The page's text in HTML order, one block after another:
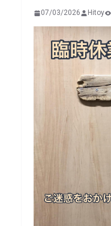
07/03/2026 Hitoy